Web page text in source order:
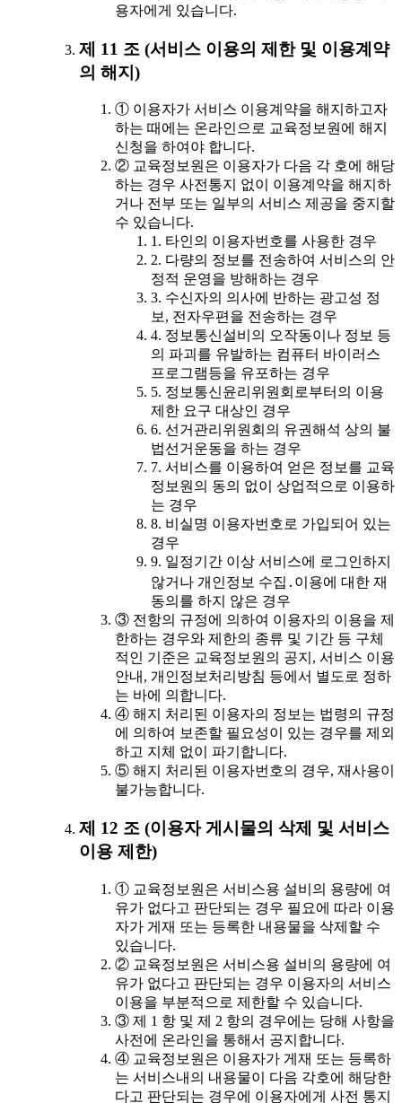
용자에게 있습니다.
제 11 조 (서비스 이용의 제한 및 이용계약
의 해지)
① 이용자가 서비스 이용계약을 해지하고자
하는 때에는 온라인으로 교육정보원에 해지
신청을 하여야 합니다.
② 교육정보원은 이용자가 다음 각 호에 해당
하는 경우 사전통지 없이 이용계약을 해지하
거나 전부 또는 일부의 서비스 제공을 중지할
수 있습니다.
1. 타인의 이용자번호를 사용한 경우
2. 다량의 정보를 전송하여 서비스의 안
정적 운영을 방해하는 경우
3. 수신자의 의사에 반하는 광고성 정
보, 전자우편을 전송하는 경우
4. 정보통신설비의 오작동이나 정보 등
의 파괴를 유발하는 컴퓨터 바이러스
프로그램등을 유포하는 경우
5. 정보통신윤리위원회로부터의 이용
제한 요구 대상인 경우
6. 선거관리위원회의 유권해석 상의 불
법선거운동을 하는 경우
7. 서비스를 이용하여 얻은 정보를 교육
정보원의 동의 없이 상업적으로 이용하
는 경우
8. 비실명 이용자번호로 가입되어 있는
경우
9. 일정기간 이상 서비스에 로그인하지
않거나 개인정보 수집․이용에 대한 재
동의를 하지 않은 경우
③ 전항의 규정에 의하여 이용자의 이용을 제
한하는 경우와 제한의 종류 및 기간 등 구체
적인 기준은 교육정보원의 공지, 서비스 이용
안내, 개인정보처리방침 등에서 별도로 정하
는 바에 의합니다.
④ 해지 처리된 이용자의 정보는 법령의 규정
에 의하여 보존할 필요성이 있는 경우를 제외
하고 지체 없이 파기합니다.
⑤ 해지 처리된 이용자번호의 경우, 재사용이
불가능합니다.
제 12 조 (이용자 게시물의 삭제 및 서비스
이용 제한)
① 교육정보원은 서비스용 설비의 용량에 여
유가 없다고 판단되는 경우 필요에 따라 이용
자가 게재 또는 등록한 내용물을 삭제할 수
있습니다.
② 교육정보원은 서비스용 설비의 용량에 여
유가 없다고 판단되는 경우 이용자의 서비스
이용을 부분적으로 제한할 수 있습니다.
③ 제 1 항 및 제 2 항의 경우에는 당해 사항을
사전에 온라인을 통해서 공지합니다.
④ 교육정보원은 이용자가 게재 또는 등록하
는 서비스내의 내용물이 다음 각호에 해당한
다고 판단되는 경우에 이용자에게 사전 통지